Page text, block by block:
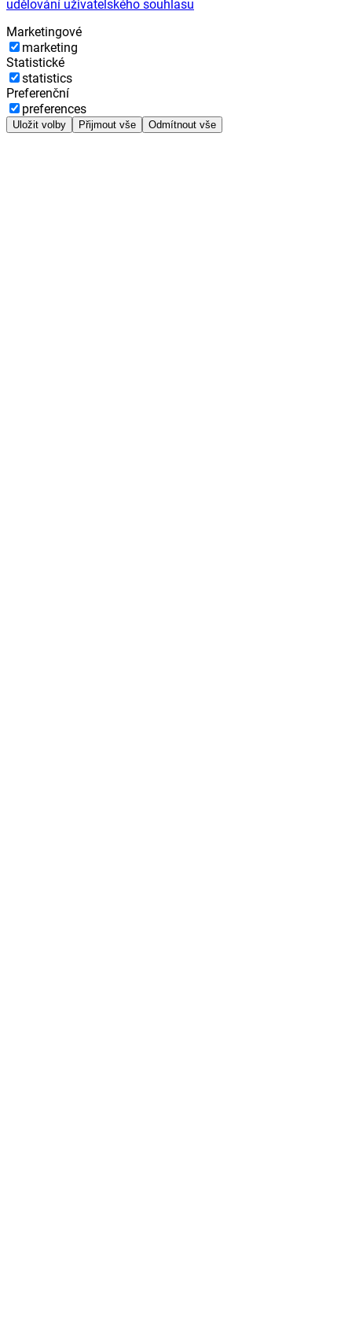
udělování uživatelského souhlasu
Marketingové
marketing
Statistické
statistics
Preferenční
preferences
Uložit volby Přijmout vše Odmítnout vše